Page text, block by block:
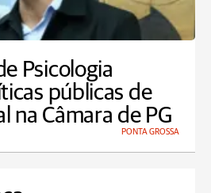
Psicologia
públicas de
na Câmara de PG
PONTA GROSSA